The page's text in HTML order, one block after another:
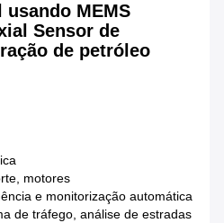
MEMS
Sensor de
de petróleo
motores
e monitorização automática
de tráfego, análise de estradas